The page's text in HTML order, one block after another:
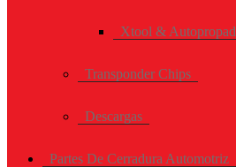
Xtool & Autopropad
Transponder Chips
Descargas
Partes De Cerradura Automotriz